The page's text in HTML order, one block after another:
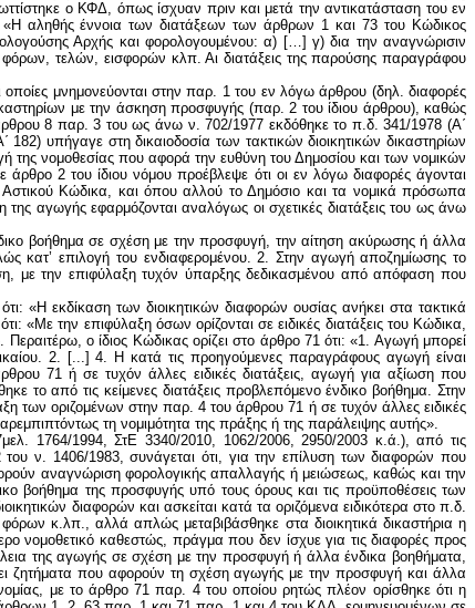
ο ΚΦΔ, όπως ίσχυαν πριν και μετά την αντικατάσταση του εν
αληθής έννοια των διατάξεων των άρθρων 1 και 73 του Κώδικος
Αρχής και φορολογουμένου: α) […] γ) δια την αναγνώρισιν
τελών, εισφορών κλπ. Αι διατάξεις της παρούσης παραγράφου
οποίες μνημονεύονται στην παρ. 1 του εν λόγω άρθρου (δηλ. διαφορές
με την άσκηση προσφυγής (παρ. 2 του ίδιου άρθρου), καθώς
8 παρ. 3 του ως άνω ν. 702/1977 εκδόθηκε το π.δ. 341/1978 (Α΄
υπήγαγε στη δικαιοδοσία των τακτικών διοικητικών δικαστηρίων
της νομοθεσίας που αφορά την ευθύνη του Δημοσίου και των νομικών
2 του ίδιου νόμου προέβλεψε ότι οι εν λόγω διαφορές άγονται
Κώδικα, και όπου αλλού το Δημόσιο και τα νομικά πρόσωπα
αγωγής εφαρμόζονται αναλόγως οι σχετικές διατάξεις του ως άνω
βοήθημα σε σχέση με την προσφυγή, την αίτηση ακύρωσης ή άλλα
κατ’ επιλογή του ενδιαφερομένου. 2. Στην αγωγή αποζημίωσης το
με την επιφύλαξη τυχόν ύπαρξης δεδικασμένου από απόφαση που
«Η εκδίκαση των διοικητικών διαφορών ουσίας ανήκει στα τακτικά
«Με την επιφύλαξη όσων ορίζονται σε ειδικές διατάξεις του Κώδικα,
Περαιτέρω, ο ίδιος Κώδικας ορίζει στο άρθρο 71 ότι: «1. Αγωγή μπορεί
2. [...] 4. Η κατά τις προηγούμενες παραγράφους αγωγή είναι
71 ή σε τυχόν άλλες ειδικές διατάξεις, αγωγή για αξίωση που
το από τις κείμενες διατάξεις προβλεπόμενο ένδικο βοήθημα. Στην
των οριζομένων στην παρ. 4 του άρθρου 71 ή σε τυχόν άλλες ειδικές
τη νομιμότητα της πράξης ή της παράλειψης αυτής».
1764/1994, ΣτΕ 3340/2010, 1062/2006, 2950/2003 κ.ά.), από τις
ν. 1406/1983, συνάγεται ότι, για την επίλυση των διαφορών που
αναγνώριση φορολογικής απαλλαγής ή μειώσεως, καθώς και την
βοήθημα της προσφυγής υπό τους όρους και τις προϋποθέσεις των
διαφορών και ασκείται κατά τα οριζόμενα ειδικότερα στο π.δ.
κ.λπ., αλλά απλώς μεταβιβάσθηκε στα διοικητικά δικαστήρια η
νομοθετικό καθεστώς, πράγμα που δεν ίσχυε για τις διαφορές προς
της αγωγής σε σχέση με την προσφυγή ή άλλα ένδικα βοηθήματα,
ζητήματα που αφορούν τη σχέση αγωγής με την προσφυγή και άλλα
με το άρθρο 71 παρ. 4 του οποίου ρητώς πλέον ορίσθηκε ότι η